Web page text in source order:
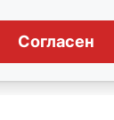
Согласен
сбили